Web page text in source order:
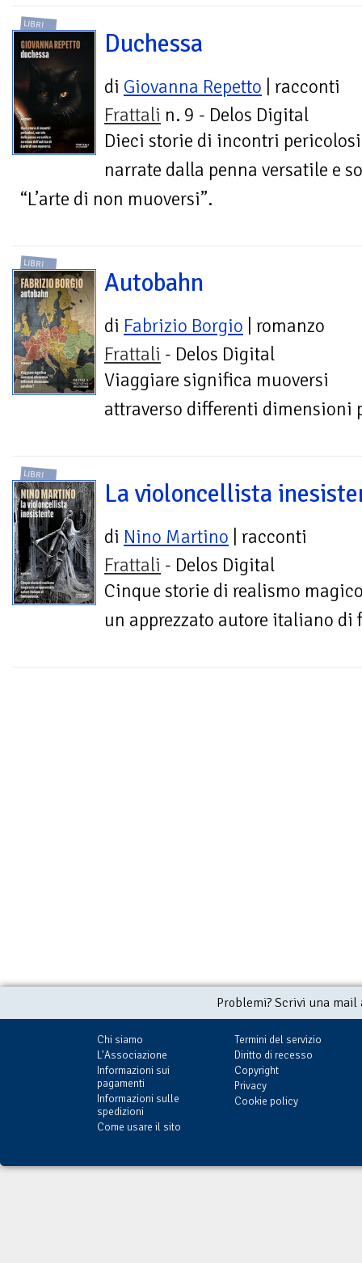
LIBRI
Duchessa
di Giovanna Repetto | racconti
Frattali n. 9 - Delos Digital
Dieci storie di incontri
narrate dalla penna versatile e
“L’arte di non muoversi”.
LIBRI
Autobahn
di Fabrizio Borgio | romanzo
Frattali - Delos Digital
Viaggiare significa muoversi
attraverso differenti dimensioni
LIBRI
La violoncellista
di Nino Martino | racconti
Frattali - Delos Digital
Cinque storie di realismo
un apprezzato autore italiano di
Problemi? Scrivi una
Chi siamo
L'Associazione
Informazioni sui
pagamenti
Informazioni sulle
spedizioni
Come usare il sito
Termini del servizio
Diritto di recesso
Copyright
Privacy
Cookie policy